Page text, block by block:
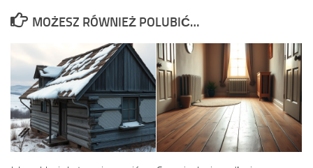
MOŻESZ RÓWNIEŻ POLUBIĆ…